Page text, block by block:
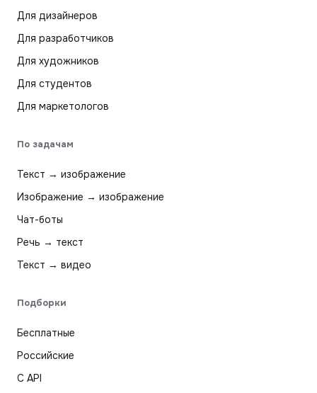
Для дизайнеров
Для разработчиков
Для художников
Для студентов
Для маркетологов
По задачам
Текст → изображение
Изображение → изображение
Чат-боты
Речь → текст
Текст → видео
Подборки
Бесплатные
Российские
С API